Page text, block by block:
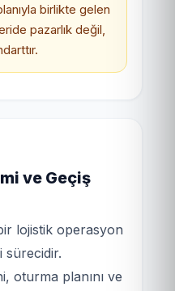
birlikte gelen
pazarlık değil,
ve Geçiş
lojistik operasyon
sürecidir.
oturma planını ve